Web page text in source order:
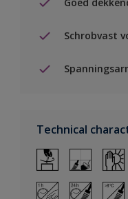
Schrobvast
Technical